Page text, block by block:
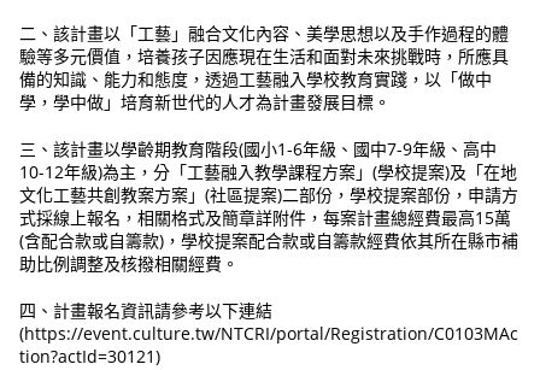
二、該計畫以「工藝」融合文化內容、美學思想以及手作過程的體
驗等多元價值，培養孩子因應現在生活和面對未來挑戰時，所應具
備的知識、能力和態度，透過工藝融入學校教育實踐，以「做中
學，學中做」培育新世代的人才為計畫發展目標。
三、該計畫以學齡期教育階段(國小1-6年級、國中7-9年級、高中
10-12年級)為主，分「工藝融入教學課程方案」(學校提案)及「在地
文化工藝共創教案方案」(社區提案)二部份，學校提案部份，申請方
式採線上報名，相關格式及簡章詳附件，每案計畫總經費最高15萬
(含配合款或自籌款)，學校提案配合款或自籌款經費依其所在縣市補
助比例調整及核撥相關經費。
四、計畫報名資訊請參考以下連結
(https://event.culture.tw/NTCRI/portal/Registration/C0103MAc
tion?actId=30121)